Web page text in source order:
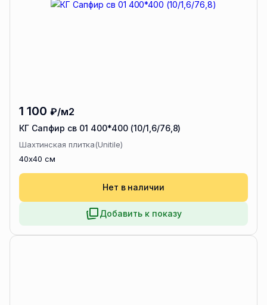
1 100 ₽/м2
КГ Сапфир св 01 400*400 (10/1,6/76,8)
Шахтинская плитка(Unitile)
40x40 см
Нет в наличии
Добавить к показу